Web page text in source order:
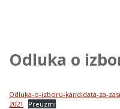
Odluka o
Odluka-o-izboru-kandidata-za-
2021
Preuzmi